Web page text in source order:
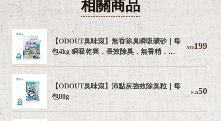
相關商品
NT$199
【ODOUT臭味滾】無香除臭瞬吸礦砂｜每
包4kg 瞬吸乾爽．長效除臭．無香精．無
粉塵
NT$50
【ODOUT臭味滾】沛點炭強效除臭粒｜每
包80g